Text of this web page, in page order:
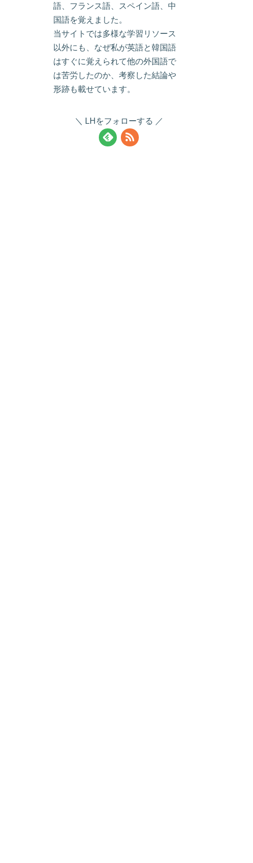
語、フランス語、スペイン語、中
国語を覚えました。
当サイトでは多様な学習リソース
以外にも、なぜ私が英語と韓国語
はすぐに覚えられて他の外国語で
は苦労したのか、考察した結論や
形跡も載せています。
LHをフォローする